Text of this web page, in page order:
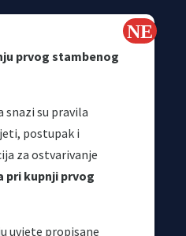
prvog stambenog
snazi su pravila
postupak i
za ostvarivanje
pri kupnji prvog
uvjete propisane